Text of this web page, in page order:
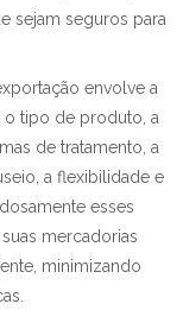
sejam seguros para
envolve a
o tipo de produto, a
de tratamento, a
a flexibilidade e
esses
mercadorias
minimizando